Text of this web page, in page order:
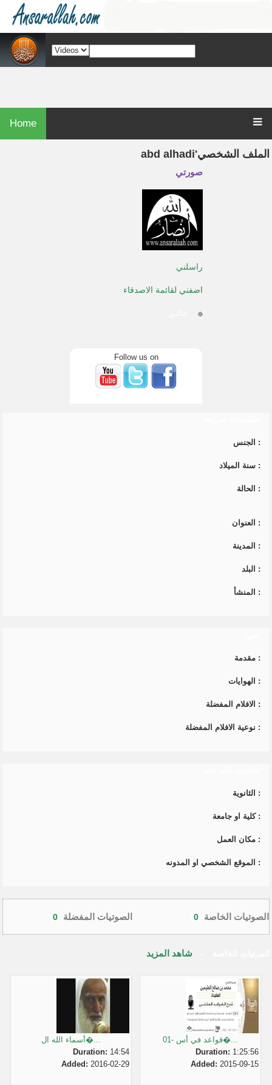
Home
abd alhadi'الملف الشخصي
صورتي
راسلني
اضفني لقائمة الاصدقاء
Follow us on
:
سنة الميلاد :
:
:
:
:
:
مقدمة :
:
:
:
:
كلية او جامعة :
مكان العمل :
:
الصوتيات الخاصة (
0 الصوتيات المفضلة (
0
شاهد المزيد
أسماء الله ال�...
Duration: 14:54
Added: 2016-02-29
01- قواعد في أس�...
Duration: 1:25:56
Added: 2015-09-15